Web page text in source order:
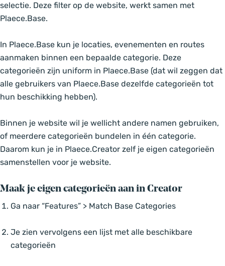
selectie. Deze filter op de website, werkt samen met
Plaece.Base.
In Plaece.Base kun je locaties, evenementen en routes
aanmaken binnen een bepaalde categorie. Deze
categorieën zijn uniform in Plaece.Base (dat wil zeggen dat
alle gebruikers van Plaece.Base dezelfde categorieën tot
hun beschikking hebben).
Binnen je website wil je wellicht andere namen gebruiken,
of meerdere categorieën bundelen in één categorie.
Daarom kun je in Plaece.Creator zelf je eigen categorieën
samenstellen voor je website.
Maak je eigen categorieën aan in Creator
Ga naar “Features” > Match Base Categories
Je zien vervolgens een lijst met alle beschikbare
categorieën